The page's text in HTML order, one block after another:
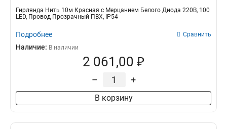
Гирлянда Нить 10м Красная с Мерцанием Белого Диода 220В, 100
LED, Провод Прозрачный ПВХ, IP54
Подробнее Сравнить
Наличие: В наличии
2 061,00 ₽
– +
В корзину